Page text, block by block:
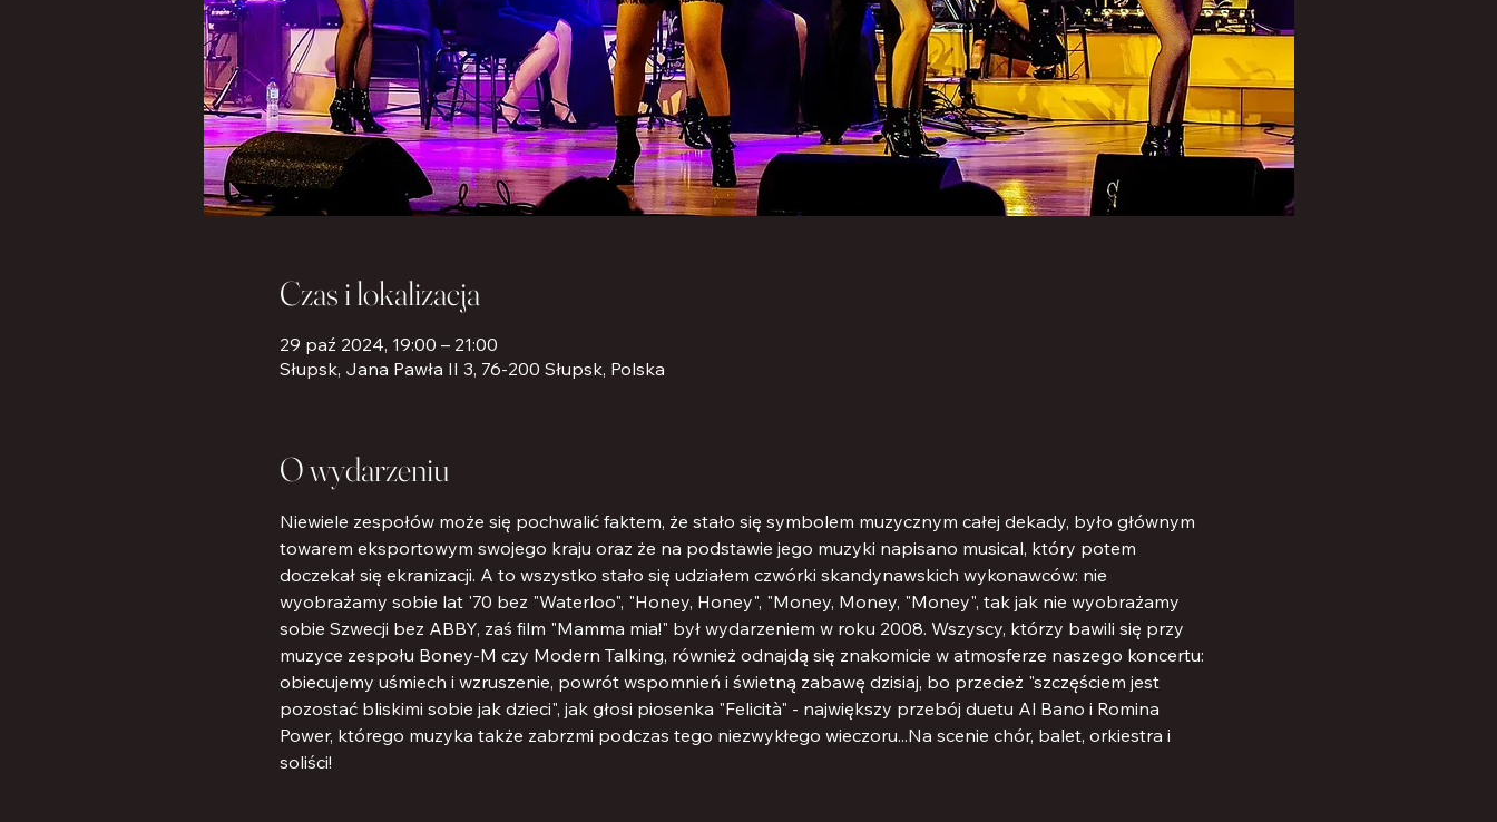
Czas i lokalizacja
29 paź 2024, 19:00 – 21:00
Słupsk, Jana Pawła II 3, 76-200 Słupsk, Polska
O wydarzeniu
Niewiele zespołów może się pochwalić faktem, że stało się symbolem muzycznym całej dekady, było głównym
towarem eksportowym swojego kraju oraz że na podstawie jego muzyki napisano musical, który potem
doczekał się ekranizacji. A to wszystko stało się udziałem czwórki skandynawskich wykonawców: nie
wyobrażamy sobie lat '70 bez "Waterloo", "Honey, Honey", "Money, Money, "Money", tak jak nie wyobrażamy
sobie Szwecji bez ABBY, zaś film "Mamma mia!" był wydarzeniem w roku 2008. Wszyscy, którzy bawili się przy
muzyce zespołu Boney-M czy Modern Talking, również odnajdą się znakomicie w atmosferze naszego koncertu:
obiecujemy uśmiech i wzruszenie, powrót wspomnień i świetną zabawę dzisiaj, bo przecież "szczęściem jest
pozostać bliskimi sobie jak dzieci", jak głosi piosenka "Felicità" - największy przebój duetu Al Bano i Romina
Power, którego muzyka także zabrzmi podczas tego niezwykłego wieczoru...Na scenie chór, balet, orkiestra i
soliści!